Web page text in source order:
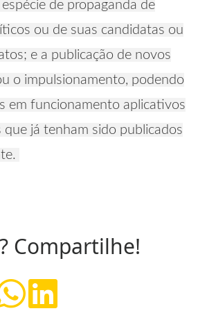
de propaganda de
ou de suas candidatas ou
e a publicação de novos
o impulsionamento, podendo
em funcionamento aplicativos
que já tenham sido publicados
Compartilhe!